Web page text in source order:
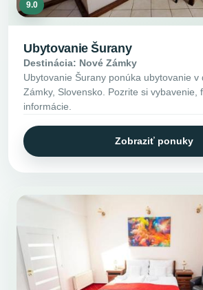
9.0
Ubytovanie Šurany
Destinácia: Nové Zámky
Ubytovanie Šurany ponúka ubytovanie v
Zámky, Slovensko. Pozrite si vybavenie,
informácie.
Zobraziť ponuky